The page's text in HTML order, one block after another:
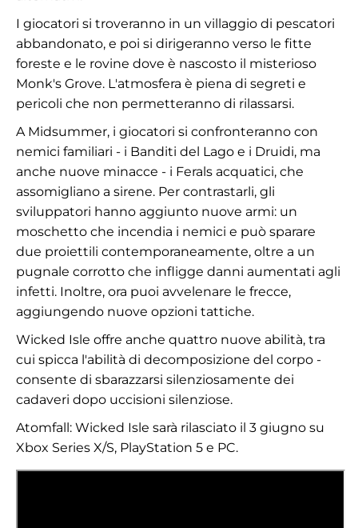
I giocatori si troveranno in un villaggio di pescatori
abbandonato, e poi si dirigeranno verso le fitte
foreste e le rovine dove è nascosto il misterioso
Monk's Grove. L'atmosfera è piena di segreti e
pericoli che non permetteranno di rilassarsi.
A Midsummer, i giocatori si confronteranno con
nemici familiari - i Banditi del Lago e i Druidi, ma
anche nuove minacce - i Ferals acquatici, che
assomigliano a sirene. Per contrastarli, gli
sviluppatori hanno aggiunto nuove armi: un
moschetto che incendia i nemici e può sparare
due proiettili contemporaneamente, oltre a un
pugnale corrotto che infligge danni aumentati agli
infetti. Inoltre, ora puoi avvelenare le frecce,
aggiungendo nuove opzioni tattiche.
Wicked Isle offre anche quattro nuove abilità, tra
cui spicca l'abilità di decomposizione del corpo -
consente di sbarazzarsi silenziosamente dei
cadaveri dopo uccisioni silenziose.
Atomfall: Wicked Isle sarà rilasciato il 3 giugno su
Xbox Series X/S, PlayStation 5 e PC.